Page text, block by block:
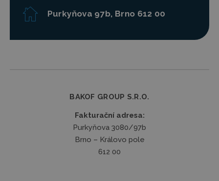
Purkyňova 97b, Brno 612 00
BAKOF GROUP S.R.O.
Fakturační adresa:
Purkyňova 3080/97b
Brno – Královo pole
612 00